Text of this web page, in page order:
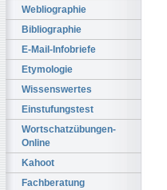
Webliographie
Bibliographie
E-Mail-Infobriefe
Etymologie
Wissenswertes
Einstufungstest
Wortschatzübungen-
Online
Kahoot
Fachberatung